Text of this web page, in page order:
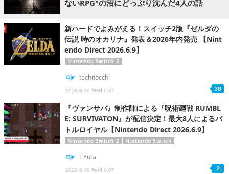
ないRPG"の沼にどっぷり沈んだ4人の話
新ハードでよみがえる！スイッチ2版『ゼルダの
伝説 時のオカリナ』発表＆2026年内発売 【Nint
endo Direct 2026.6.9】
Nintendo Switch 2
2026.6.10 Wed 0:07
technocchi
30
『ヴァンサバ』制作陣による『呪術廻戦 RUMBL
E: SURVIVATON』が配信決定！最大8人によるバ
トルロイヤル【Nintendo Direct 2026.6.9】
Nintendo Switch 2 Nintendo Switch
2026.6.10 Wed 0:07
T.Yuta
2